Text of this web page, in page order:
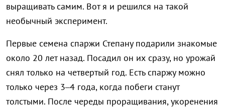
выращивать самим. Вот я и решился на такой
необычный эксперимент.
Первые семена спаржи Степану подарили знакомые
около 20 лет назад. Посадил он их сразу, но урожай
снял только на четвертый год. Есть спаржу можно
только через 3–4 года, когда побеги станут
толстыми. После череды проращивания, укоренения